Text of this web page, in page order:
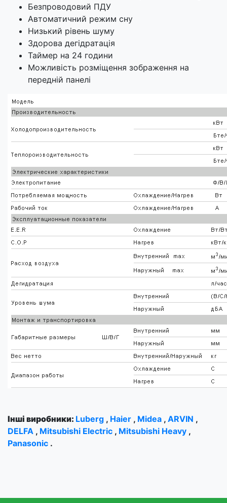
Безпроводовий ПДУ
Автоматичний режим сну
Низький рівень шуму
Здорова дегідратація
Таймер на 24 години
Можливість розміщення зображення на
передній панелі
Інші виробники: Luberg , Haier , Midea , ARVIN ,
DELFA , Mitsubishi Electric , Mitsubishi Heavy ,
Panasonic .